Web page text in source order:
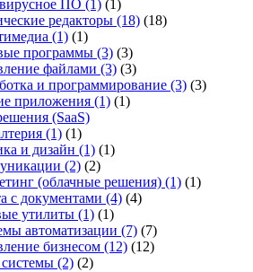
ПО (1) (1)
редакторы (18) (18)
(1) (1)
программы (3) (3)
файлами (3) (3)
и программирование (3) (3)
приложения (1) (1)
(SaaS)
(1) (1)
и дизайн (1) (1)
(2) (2)
(облачные решения) (1) (1)
с документами (4) (4)
утилиты (1) (1)
автоматизации (7) (7)
бизнесом (12) (12)
(2) (2)